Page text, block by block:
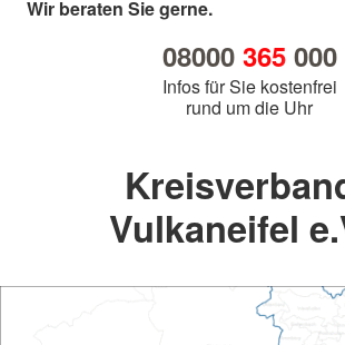
Wir beraten Sie gerne.
08000 365000
Infos für Sie kostenfrei
rund um die Uhr
Vulkaneifel